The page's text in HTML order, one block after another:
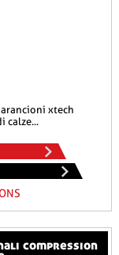
calze...